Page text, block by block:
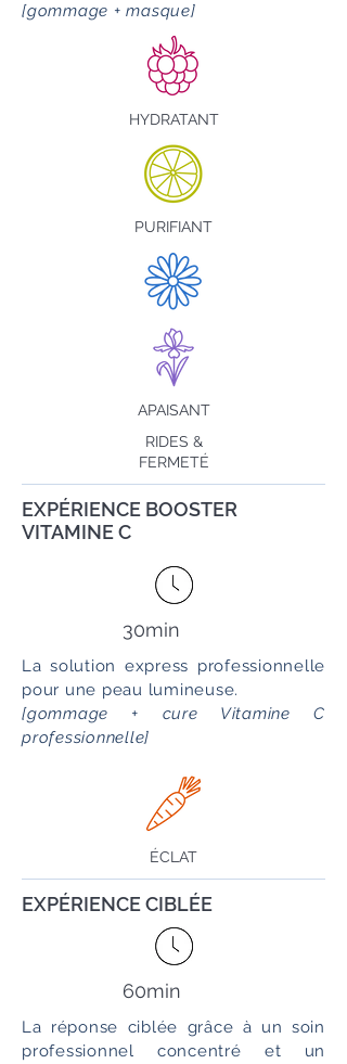
[gommage + masque]
HYDRATANT
PURIFIANT
APAISANT
RIDES &
FERMETÉ
EXPÉRIENCE BOOSTER
VITAMINE C
30min
La solution express professionnelle
pour une peau lumineuse.
[gommage + cure Vitamine C
professionnelle]
ÉCLAT
EXPÉRIENCE CIBLÉE
60min
La réponse ciblée grâce à un soin
professionnel concentré et un